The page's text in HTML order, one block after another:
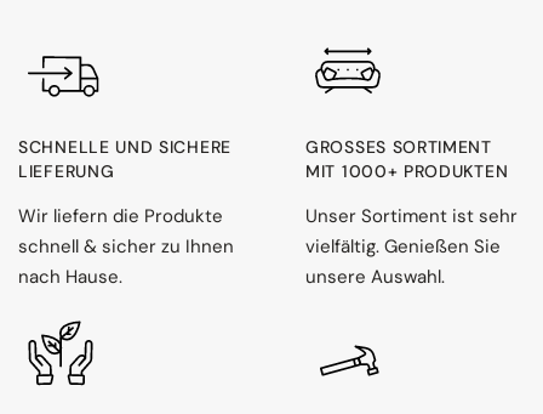
SCHNELLE UND SICHERE
LIEFERUNG
Wir liefern die Produkte
schnell & sicher zu Ihnen
nach Hause.
GROSSES SORTIMENT M
IT 1000+ PRODUKTEN
Unser Sortiment ist sehr
vielfältig. Genießen Sie
unsere Auswahl.